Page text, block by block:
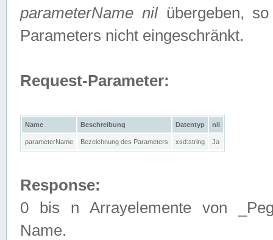
parameterName nilübergeben, so
Parameters nicht eingeschränkt.
Request-Parameter:
Name Beschreibung Datentyp nil
parameterName Bezeichnung des Parameters xsd:string Ja
Response:
0 bis n Arrayelemente von
Name.